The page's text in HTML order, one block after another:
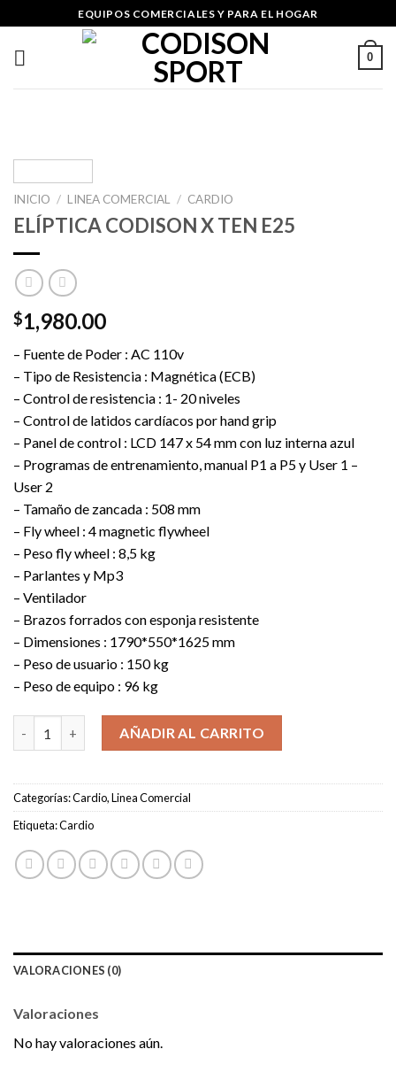
to
content
EQUIPOS COMERCIALES Y PARA EL HOGAR
0
INICIO / LINEA COMERCIAL / CARDIO
ELÍPTICA CODISON X TEN E25
$1,980.00
– Fuente de Poder : AC 110v
– Tipo de Resistencia : Magnética (ECB)
– Control de resistencia : 1- 20 niveles
– Control de latidos cardíacos por hand grip
– Panel de control : LCD 147 x 54 mm con luz interna azul
– Programas de entrenamiento, manual P1 a P5 y User 1 –
User 2
– Tamaño de zancada : 508 mm
– Fly wheel : 4 magnetic flywheel
– Peso fly wheel : 8,5 kg
– Parlantes y Mp3
– Ventilador
– Brazos forrados con esponja resistente
– Dimensiones : 1790*550*1625 mm
– Peso de usuario : 150 kg
– Peso de equipo : 96 kg
ELÍPTICA CODISON X TEN E25 cantidad
AÑADIR AL CARRITO
Categorías:Cardio,Linea Comercial
Etiqueta:Cardio
VALORACIONES (0)
Valoraciones
No hay valoraciones aún.